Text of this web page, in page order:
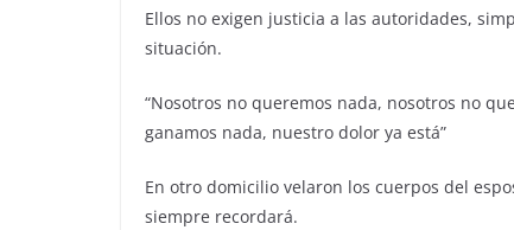
Ellos no exigen justicia a las autoridades,
situación.
“Nosotros no queremos nada, nosotros no
ganamos nada, nuestro dolor ya está”
En otro domicilio velaron los cuerpos del
siempre recordará.